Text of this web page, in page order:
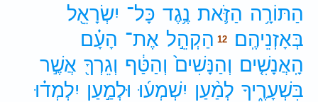
הַתּוֹרָ֥ה הַזֹּ֛את נֶ֥גֶד כָּל־ יִשְׂרָאֵ֖ל
בְּאָזְנֵיהֶֽם׃
12 הַקְהֵ֣ל אֶת־ הָעָ֗ם
הָֽאֲנָשִׁ֤ים וְהַנָּשִׁים֙ וְהַטַּ֔ף וְגֵרְךָ֖ אֲשֶׁ֣ר
בִּשְׁעָרֶ֑יךָ לְמַ֨עַן יִשְׁמְע֜וּ וּלְמַ֣עַן יִלְמְד֗וּ